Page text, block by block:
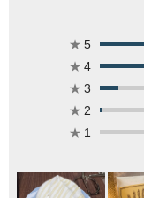
★ 5
★ 4
★ 3
★ 2
★ 1